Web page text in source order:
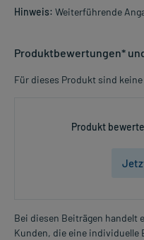
Hinweis: Weiterführende
Produktbewertungen*
Für dieses Produkt sind
Produkt
Bei diesen Beiträgen handelt
Kunden, die eine individuelle